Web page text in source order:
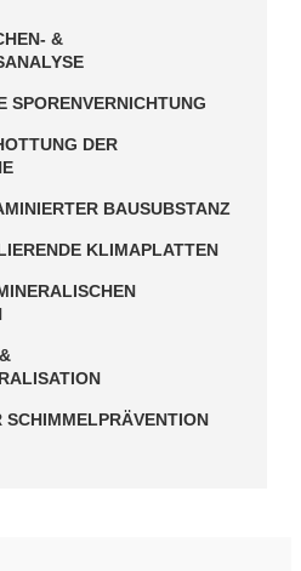
&
SPORENVERNICHTUNG
DER
BAUSUBSTANZ
KLIMAPLATTEN
SCHIMMELPRÄVENTION